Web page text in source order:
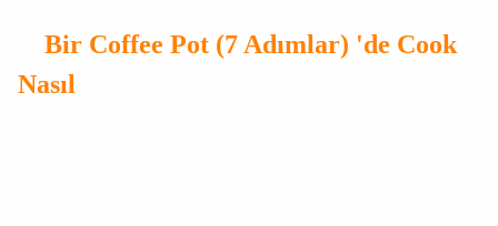
Bir Coffee Pot (7 Adımlar) 'de Cook
Nasıl